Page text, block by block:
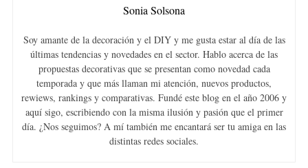
Sonia Solsona
Soy amante de la decoración y el DIY y me gusta estar al día de las
últimas tendencias y novedades en el sector. Hablo acerca de las
propuestas decorativas que se presentan como novedad cada
temporada y que más llaman mi atención, nuevos productos,
rewiews, rankings y comparativas. Fundé este blog en el año 2006 y
aquí sigo, escribiendo con la misma ilusión y pasión que el primer
día. ¿Nos seguimos? A mí también me encantará ser tu amiga en las
distintas redes sociales.